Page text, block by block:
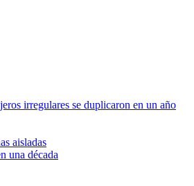
irregulares se duplicaron en un año
aisladas
una década